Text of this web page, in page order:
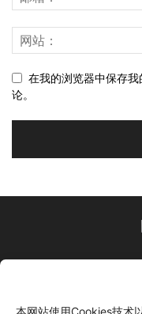
本网站使用Cookies技术
在我的浏览器中保存
论。